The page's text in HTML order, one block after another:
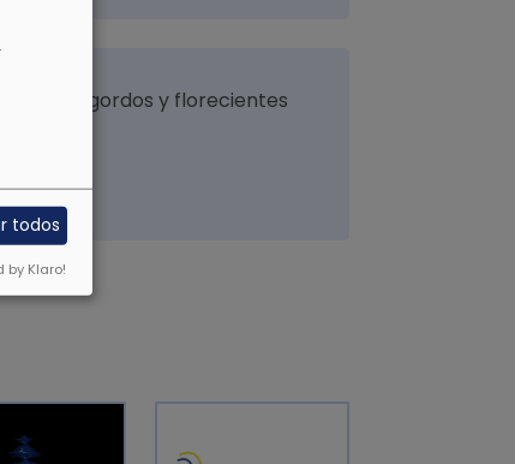
serán gordos y florecientes
todos
by Klaro!